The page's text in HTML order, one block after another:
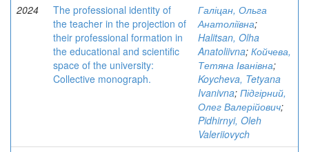
2024
The professional identity of
the teacher in the projection of
their professional formation in
the educational and scientіfic
space of the university:
Collective monograph.
Галіцан, Ольга
Анатоліївна;
Halitsan, Olha
Anatoliivna; Койчева,
Тетяна Іванівна;
Koycheva, Tetyana
Ivanivna; Підгірний,
Олег Валерійович;
Pidhirnyi, Oleh
Valeriiovych